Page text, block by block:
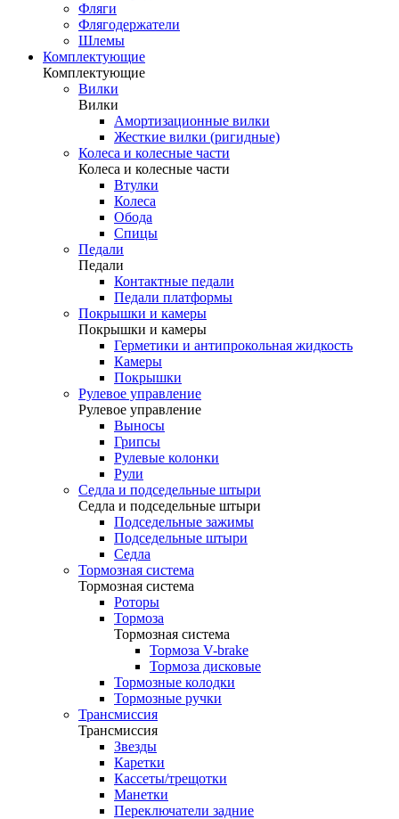
Фляги
Флягодержатели
Шлемы
Комплектующие
Комплектующие
Вилки
Вилки
Амортизационные вилки
Жесткие вилки (ригидные)
Колеса и колесные части
Колеса и колесные части
Втулки
Колеса
Обода
Спицы
Педали
Педали
Контактные педали
Педали платформы
Покрышки и камеры
Покрышки и камеры
Герметики и антипрокольная жидкость
Камеры
Покрышки
Рулевое управление
Рулевое управление
Выносы
Грипсы
Рулевые колонки
Рули
Седла и подседельные штыри
Седла и подседельные штыри
Подседельные зажимы
Подседельные штыри
Седла
Тормозная система
Тормозная система
Роторы
Тормоза
Тормозная система
Тормоза V-brake
Тормоза дисковые
Тормозные колодки
Тормозные ручки
Трансмиссия
Трансмиссия
Звезды
Каретки
Кассеты/трещотки
Манетки
Переключатели задние